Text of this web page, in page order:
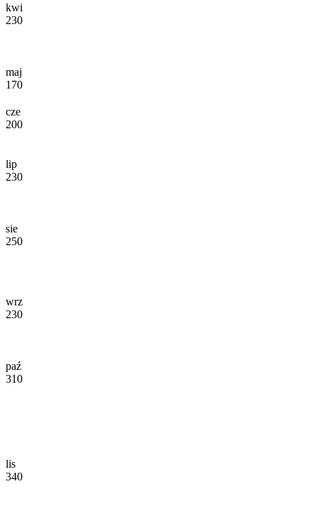
kwi
230
maj
170
cze
200
lip
230
sie
250
wrz
230
paź
310
lis
340